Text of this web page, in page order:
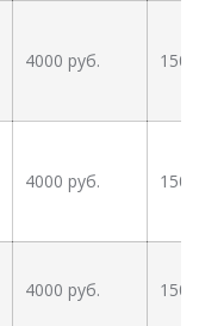
4000 руб.
4000 руб.
4000 руб.